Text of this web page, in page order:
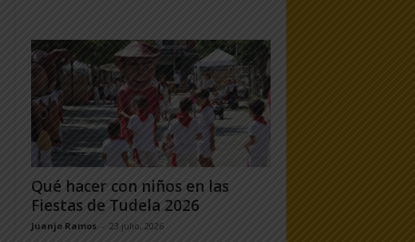
Qué hacer con niños en las
Fiestas de Tudela 2026
Juanjo Ramos - 23 julio, 2026